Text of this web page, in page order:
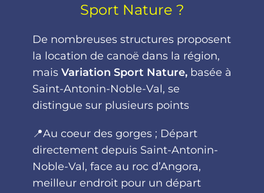
Sport Nature ?
De nombreuses structures proposent
la location de canoë dans la région,
mais Variation Sport Nature, basée à
Saint-Antonin-Noble-Val, se
distingue sur plusieurs points
📍Au coeur des gorges ; Départ
directement depuis Saint-Antonin-
Noble-Val, face au roc d’Angora,
meilleur endroit pour un départ